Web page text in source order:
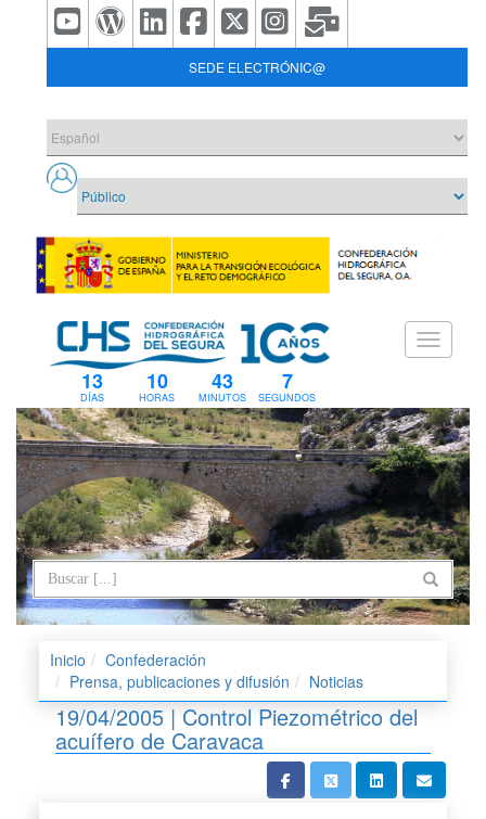
SEDE ELECTRÓNIC@
13
DÍAS
10
HORAS
43
MINUTOS
7
SEGUNDOS
Inicio
Confederación
Prensa, publicaciones y difusión
Noticias
19/04/2005 | Control Piezométrico del
acuífero de Caravaca